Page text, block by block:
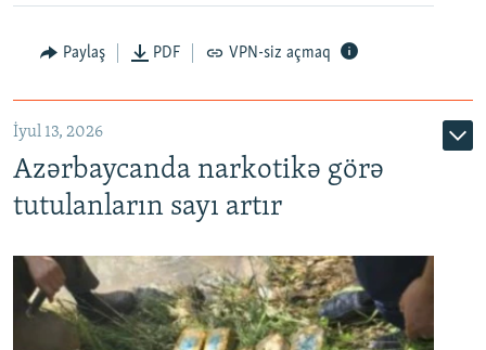
Paylaş PDF VPN-siz açmaq
İyul 13, 2026
Azərbaycanda narkotikə görə
tutulanların sayı artır